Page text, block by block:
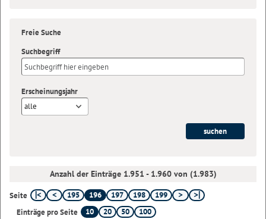
Freie Suche
Suchbegriff
Erscheinungsjahr
alle
Anzahl der Einträge 1.951 - 1.960 von (1.983)
Seite 195 196 197 198
199
Einträge pro Seite
10 20 50 100